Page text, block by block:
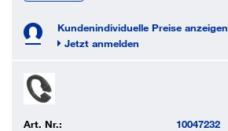
Kundenindividuelle Preise anzeigen
Jetzt anmelden
Art. Nr.:
10047232